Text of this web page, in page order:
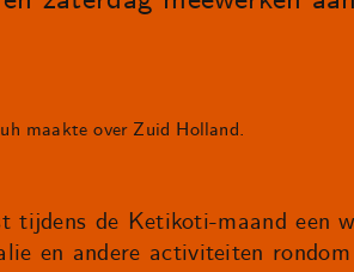
maakte over Zuid Holland.
tijdens de Ketikoti-maand een
en andere activiteiten